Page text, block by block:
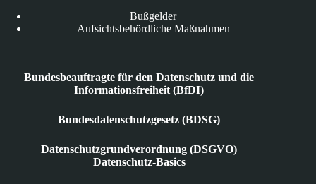
Bußgelder
Aufsichtsbehördliche Maßnahmen
Bundesbeauftragte für den Datenschutz und die
Informationsfreiheit (BfDI)
Bundesdatenschutzgesetz (BDSG)
Datenschutzgrundverordnung (DSGVO)
Datenschutz-Basics